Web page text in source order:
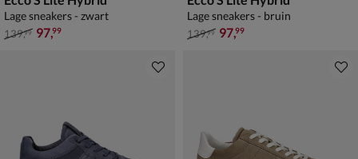
Lage sneakers - zwart
van € 139,99 voor € 97,99
139,99 97,99
Lage sneakers - bruin
van € 139,99 voor € 97,99
139,99 97,99